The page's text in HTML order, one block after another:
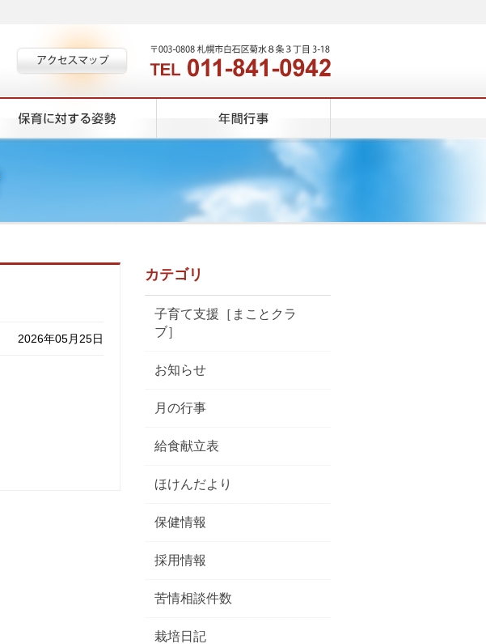
2026年05月25日
カテゴリ
子育て支援［まことクラ
ブ］
お知らせ
月の行事
給食献立表
ほけんだより
保健情報
採用情報
苦情相談件数
栽培日記